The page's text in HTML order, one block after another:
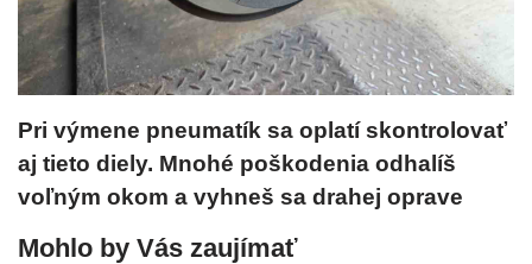
Pri výmene pneumatík sa oplatí skontrolovať
aj tieto diely. Mnohé poškodenia odhalíš
voľným okom a vyhneš sa drahej oprave
Mohlo by Vás zaujímať